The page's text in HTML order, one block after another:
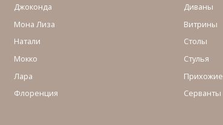
Джоконда
Мона Лиза
Натали
Мокко
Лара
Флоренция
Диваны
Витрины
Столы
Стулья
Прихожие
Серванты